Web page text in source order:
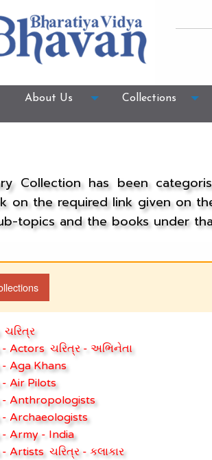
About Us Collections
Collection has been
on the required link given on
topics and the books under
ચરિત્ર
- Actors ચરિત્ર - અભિનેતા
Aga Khans
Air Pilots
- Anthropologists
Archaeologists
Army - India
- Artists ચરિત્ર - કલાકાર